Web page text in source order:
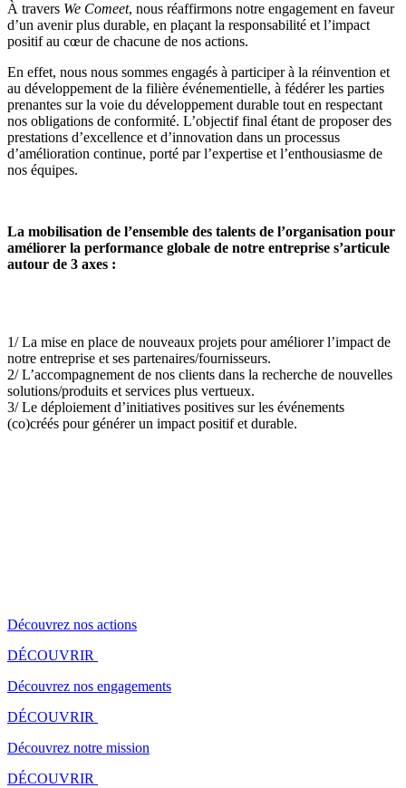
À travers We Comeet, nous réaffirmons notre engagement en faveur
d’un avenir plus durable, en plaçant la responsabilité et l’impact
positif au cœur de chacune de nos actions.
En effet, nous nous sommes engagés à participer à la réinvention et
au développement de la filière événementielle, à fédérer les parties
prenantes sur la voie du développement durable tout en respectant
nos obligations de conformité. L’objectif final étant de proposer des
prestations d’excellence et d’innovation dans un processus
d’amélioration continue, porté par l’expertise et l’enthousiasme de
nos équipes.
La mobilisation de l’ensemble des talents de l’organisation pour
améliorer la performance globale de notre entreprise s’articule
autour de 3 axes :
1/ La mise en place de nouveaux projets pour améliorer l’impact de
notre entreprise et ses partenaires/fournisseurs.
2/ L’accompagnement de nos clients dans la recherche de nouvelles
solutions/produits et services plus vertueux.
3/ Le déploiement d’initiatives positives sur les événements
(co)créés pour générer un impact positif et durable.
Découvrez nos actions
DÉCOUVRIR
Découvrez nos engagements
DÉCOUVRIR
Découvrez notre mission
DÉCOUVRIR